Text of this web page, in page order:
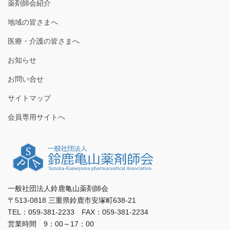
薬剤師会紹介
地域の皆さまへ
医療・介護の皆さまへ
お知らせ
お問い合せ
サイトマップ
会員専用サイトへ
一般社団法人鈴鹿亀山薬剤師会
〒513-0818 三重県鈴鹿市安塚町638-21
TEL：059-381-2233 FAX：059-381-2234
営業時間 9：00～17：00